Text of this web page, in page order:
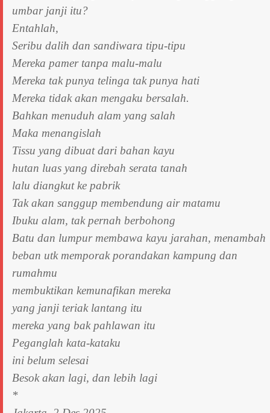
umbar janji itu?
Entahlah,
Seribu dalih dan sandiwara tipu-tipu
Mereka pamer tanpa malu-malu
Mereka tak punya telinga tak punya hati
Mereka tidak akan mengaku bersalah.
Bahkan menuduh alam yang salah
Maka menangislah
Tissu yang dibuat dari bahan kayu
hutan luas yang direbah serata tanah
lalu diangkut ke pabrik
Tak akan sanggup membendung air matamu
Ibuku alam, tak pernah berbohong
Batu dan lumpur membawa kayu jarahan, menambah
beban utk memporak porandakan kampung dan
rumahmu
membuktikan kemunafikan mereka
yang janji teriak lantang itu
mereka yang bak pahlawan itu
Peganglah kata-kataku
ini belum selesai
Besok akan lagi, dan lebih lagi
*